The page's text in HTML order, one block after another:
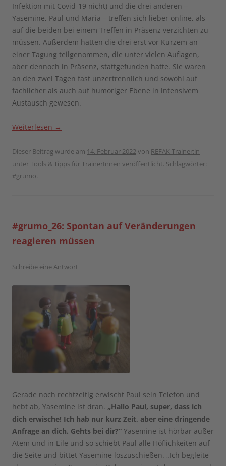
Infektion mit Covid-19 nicht) und die drei anderen –
Yasemine, Paul und Maria – treffen sich lieber online, als
auf die beiden bei einem Treffen in Präsenz verzichten zu
müssen. Außerdem hatten die drei erst vor Kurzem an
einer Tagung teilgenommen, die unter vielen Auflagen,
aber dennoch in Präsenz, stattgefunden hatte. Sie waren
an den zwei Tagen fast unzertrennlich und sowohl auf
fachlicher als auch auf humoriger Ebene in intensivem
Austausch gewesen.
Weiterlesen →
Dieser Beitrag wurde am 14. Februar 2022von REFAK Trainer:in
unterTools & Tipps für TrainerInnen veröffentlicht. Schlagwörter:
#grumo.
#grumo_26: Spontan auf Veränderungen
reagieren müssen
Schreibe eine Antwort
Gerade noch rechtzeitig erwischt Paul sein Telefon und
hebt ab, Yasemine ist dran. „Hallo Paul, super, dass ich
dich erwische! Ich hab nur kurz Zeit, aber eine dringende
Anfrage an dich. Gehts bei dir?“ Yasemine ist hörbar außer
Atem und in Eile und so schiebt Paul alle Höflichkeiten auf
die Seite und bittet Yasemine loszuschießen. „Ich begleite